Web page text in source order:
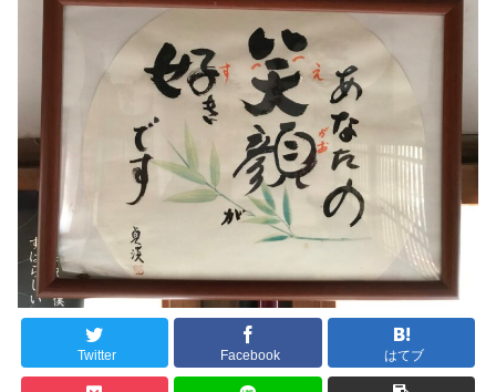
Twitter Facebook はてブ